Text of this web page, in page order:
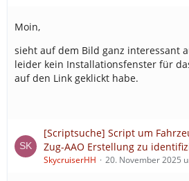
Moin,
sieht auf dem Bild ganz interessant
leider kein Installationsfenster für
auf den Link geklickt habe.
[Scriptsuche] Script um
Zug-AAO Erstellung zu
SkycruiserHH 20. November 2025